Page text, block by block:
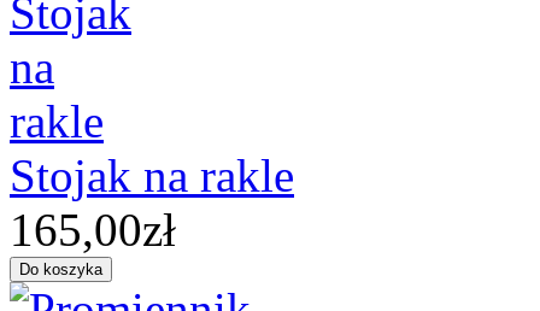
Stojak na rakle
165,00zł